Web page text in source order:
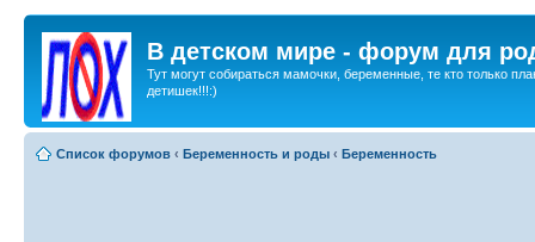
В детском мире - форум для
Тут могут собираться мамочки, беременные, те кто только
детишек!!!:)
Список форумов ‹ Беременность и роды ‹ Беременность